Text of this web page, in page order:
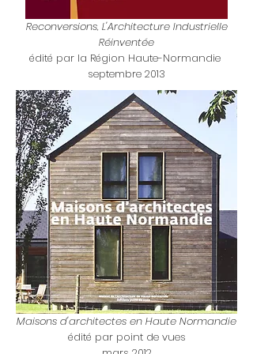
Reconversions, L'Architecture Industrielle
Réinventée
édité par la Région Haute-Normandie
septembre 2013
Maisons d'architectes en Haute Normandie
édité par point de vues